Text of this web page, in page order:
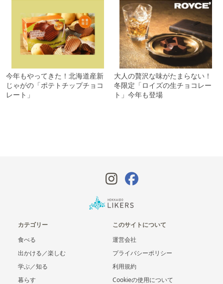
今年もやってきた！北海道産新
じゃがの「ポテトチップチョコ
レート」
大人の贅沢な味がたまらない！
冬限定「ロイズの生チョコレー
ト」今年も登場
カテゴリー
食べる
出かける／楽しむ
学ぶ／知る
暮らす
このサイトについて
運営会社
プライバシーポリシー
利用規約
Cookieの使用について